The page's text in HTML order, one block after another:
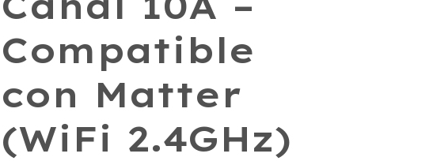
Compatible
con Matter
(WiFi 2.4GHz)